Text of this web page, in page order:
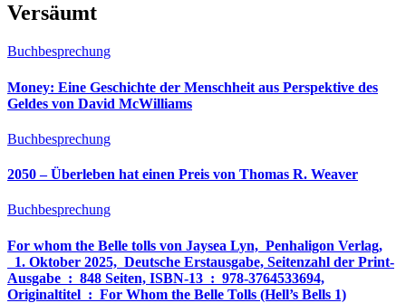
Versäumt
Buchbesprechung
Money: Eine Geschichte der Menschheit aus Perspektive des
Geldes von David McWilliams
Buchbesprechung
2050 – Überleben hat einen Preis von Thomas R. Weaver
Buchbesprechung
For whom the Belle tolls von Jaysea Lyn, ‎ Penhaligon Verlag,
‎ 1. Oktober 2025, ‎ Deutsche Erstausgabe, Seitenzahl der Print-
Ausgabe ‏ : ‎ 848 Seiten, ISBN-13 ‏ : ‎ 978-3764533694,
Originaltitel ‏ : ‎ For Whom the Belle Tolls (Hell’s Bells 1)